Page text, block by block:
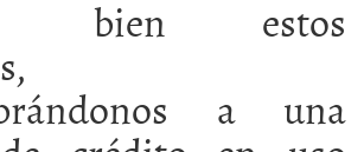
bien estos
a una